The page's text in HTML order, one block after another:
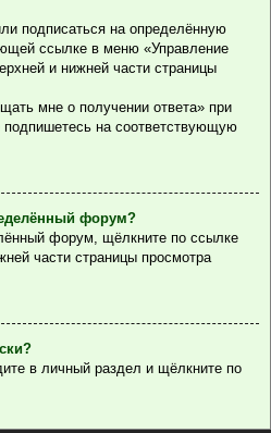
подписаться на определённую
ссылке в меню «Управление
и нижней части страницы
мне о получении ответа» при
на соответствующую
форум?
форум, щёлкните по ссылке
части страницы просмотра
в личный раздел и щёлкните по